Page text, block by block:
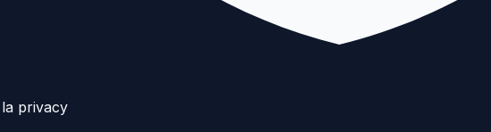
privacy